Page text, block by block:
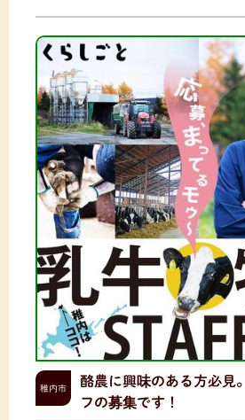
稚内市
酪農に興味のある方必見
フの募集です！